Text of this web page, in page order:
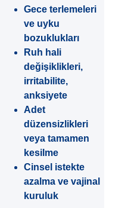
Gece terlemeleri
ve uyku
bozuklukları
Ruh hali
değişiklikleri,
irritabilite,
anksiyete
Adet
düzensizlikleri
veya tamamen
kesilme
Cinsel istekte
azalma ve vajinal
kuruluk